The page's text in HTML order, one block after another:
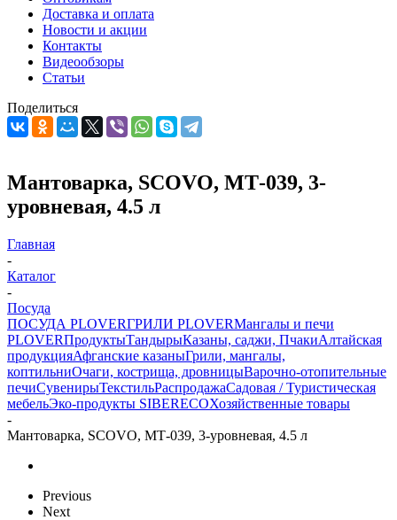
Доставка и оплата
Новости и акции
Контакты
Видеообзоры
Статьи
Поделиться
Мантоварка, SCOVO, МТ-039, 3-
уровневая, 4.5 л
Главная
-
Каталог
-
Посуда
ПОСУДА PLOVERГРИЛИ PLOVERМангалы и печи
PLOVERПродуктыТандырыКазаны, саджи, ПчакиАлтайская
продукцияАфганские казаныГрили, мангалы,
коптильниОчаги, кострища, дровницыВарочно-отопительные
печиСувенирыТекстильРаспродажаСадовая / Туристическая
мебельЭко-продукты SIBERECOХозяйственные товары
-
Мантоварка, SCOVO, МТ-039, 3-уровневая, 4.5 л
Previous
Next